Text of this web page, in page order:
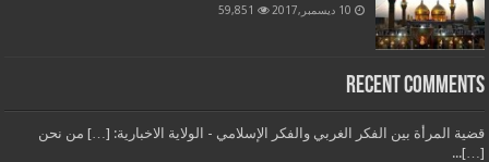
10 ديسمبر,2017 59,851
Recent Comments
قضية المرأة بين الفكر الغربي والفكر الإسلامي - الولاية الاخبارية: […] من نحن
[…]...